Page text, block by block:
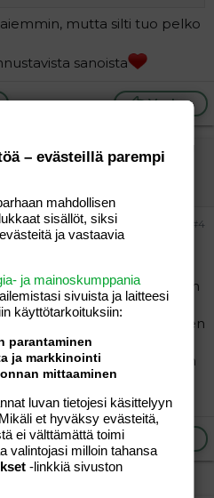
ne auttoivat todella hyvin!
mutta silti tuo pelko
sanoista
Vastaa
#4
saada ”lääkitys”.
ja uskon että helpotti
otin aamuin illoin, oksentelin
oli tasaisempi olo enkä
päivä. Niin kuin edellinen
ranteisiin. Pelkäsin
siitäkin selvittiin. Etköhän
tosiaan kaikille
– evästeillä parempi
mahdollisen
sisällöt, siksi
ja vastaavia
ja mainoskumppania
sivuista ja laitteesi
käyttötarkoituksiin:
parantaminen
ja markkinointi
mittaaminen
luvan tietojesi käsittelyyn
et hyväksy evästeitä,
ei välttämättä toimi
valintojasi milloin tahansa
-linkkiä sivuston